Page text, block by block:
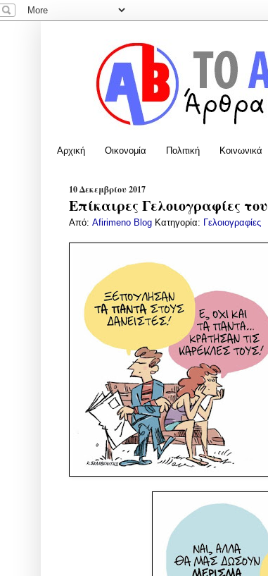
Αρχική Οικονομία Πολιτική Κοινωνικά
10 Δεκεμβρίου 2017
Επίκαιρες Γελοιογραφίες
Από: Afirimeno Blog Κατηγορία: Γελοιογραφίες